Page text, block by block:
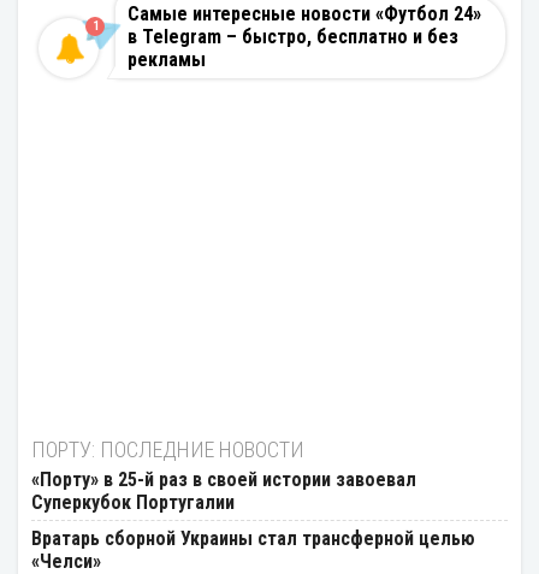
Самые интересные новости «Футбол 24»
в Telegram – быстро, бесплатно и без
рекламы
1
ПОРТУ: ПОСЛЕДНИЕ НОВОСТИ
«Порту» в 25-й раз в своей истории завоевал
Суперкубок Португалии
Вратарь сборной Украины стал трансферной целью
«Челси»